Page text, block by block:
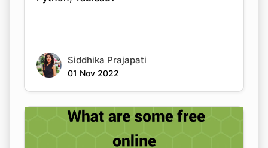
Siddhika Prajapati
01 Nov 2022